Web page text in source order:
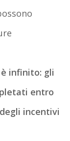
infinito: gli
entro
incentivi